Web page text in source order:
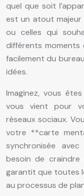
quel que soit
est un atout majeur
ou celles qui
différents moments
facilement du
idées.
Imaginez, vous
vous vient pour
réseaux sociaux.
votre **carte
synchronisée
besoin de craindre
garantit que toutes
au processus de